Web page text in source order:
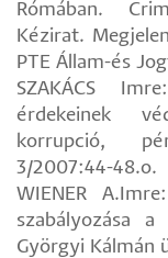
Rómában.
Kézirat.
PTE Állam-és
SZAKÁCS
érdekeinek
korrupció,
3/2007:44-48.o.
WIENER
szabályozása
Györgyi Kálmán